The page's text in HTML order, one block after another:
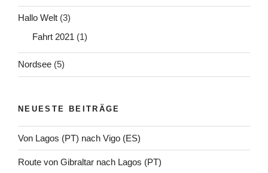
Hallo Welt (3)
Fahrt 2021 (1)
Nordsee (5)
NEUESTE BEITRÄGE
Von Lagos (PT) nach Vigo (ES)
Route von Gibraltar nach Lagos (PT)